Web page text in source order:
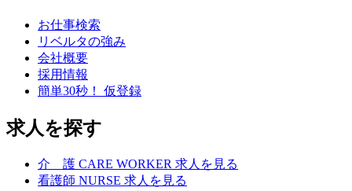
お仕事検索
リベルタの強み
会社概要
採用情報
簡単30秒！ 仮登録
求人を探す
介 護 CARE WORKER 求人を見る
看護師 NURSE 求人を見る